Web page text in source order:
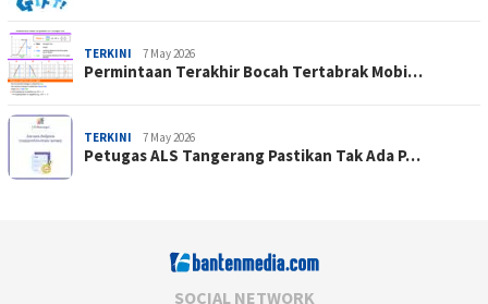
TERKINI 7 May 2026
Permintaan Terakhir Bocah Tertabrak Mobi…
TERKINI 7 May 2026
Petugas ALS Tangerang Pastikan Tak Ada P…
SOCIAL NETWORK